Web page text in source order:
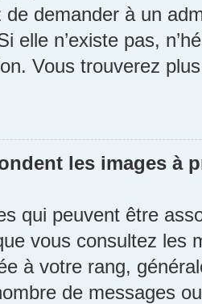
demander à un
elle n’existe pas,
Vous trouverez
les images à
qui peuvent être
vous consultez les
à votre rang,
de messages